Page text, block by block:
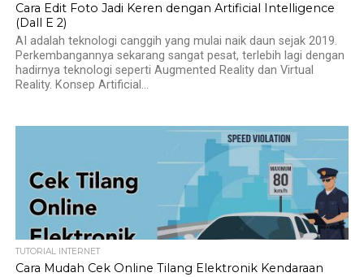
Cara Edit Foto Jadi Keren dengan Artificial Intelligence
(Dall E 2)
AI adalah teknologi canggih yang mulai naik daun sejak 2019.
Perkembangannya sekarang sangat pesat, terlebih lagi dengan
hadirnya teknologi seperti Augmented Reality dan Virtual
Reality. Konsep Artificial...
TUTORIAL INTERNET
Cara Mudah Cek Online Tilang Elektronik Kendaraan